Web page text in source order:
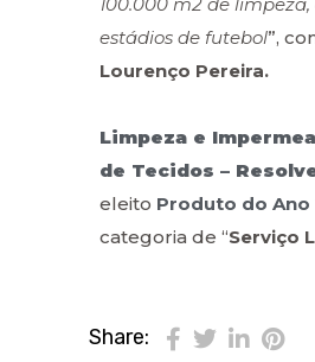
estádios de futebol”,
Lourenço Pereira.
Limpeza e
de Tecidos –
eleito Produto do Ano
categoria de “Serviço
Share: